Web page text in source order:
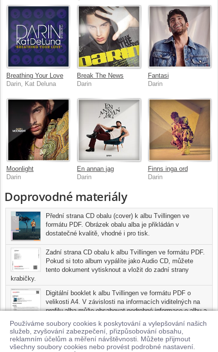
Používáme soubory cookies k poskytování a vylepšování našich
služeb, zvyšování zabezpečení, přizpůsobování obsahu,
reklamním účelům a měření návštěvnosti. Můžete přijmout
všechny soubory cookies nebo provést podrobné nastavení.
Breathing Your Love
Darin, Kat Deluna
Break The News
Darin
Fantasi
Darin
Moonlight
Darin
En annan jag
Darin
Finns inga ord
Darin
Doprovodné materiály
Přední strana CD obalu (cover) k albu Tvillingen ve
formátu PDF. Obrázek obalu alba je přikládán v
dostatečné kvalitě, vhodné i pro tisk.
Zadní strana CD obalu k albu Tvillingen ve formátu PDF.
Pokud si toto album vypálíte jako Audio CD, můžete
tento dokument vytisknout a vložit do zadní strany
krabičky.
Digitální booklet k albu Tvillingen ve formátu PDF o
velikosti A4. V závislosti na informacích viditelných na
profilu alba může obsahovat podrobné informace o albu a
jednotlivých skladbách, včetně seznamu participujících
umělců, přesného data a místa nahrání pro každou ze
skladeb. Digitální booklet je tisknutelnou variantou profilu alba.
Pro možnost stažení doprovodných materiálů je nutné mít zakoupenu